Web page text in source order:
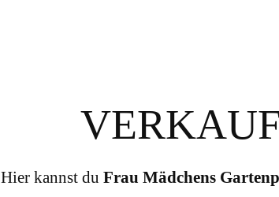
Hier kannst du Frau Mädchens